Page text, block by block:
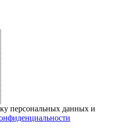
персональных данных и